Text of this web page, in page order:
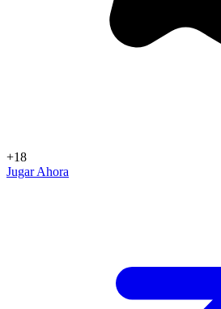
+18
Jugar Ahora